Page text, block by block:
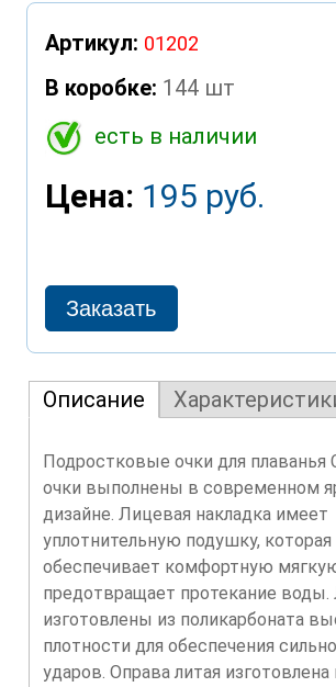
Артикул: 01202
В коробке: 144 шт
есть в наличии
Цена: 195 руб.
Описание
Подростковые очки для плаванья
очки выполнены в современном
дизайне. Лицевая накладка имеет
уплотнительную подушку, которая
обеспечивает комфортную
предотвращает протекание
изготовлены из поликарбоната
плотности для обеспечения
ударов. Оправа литая